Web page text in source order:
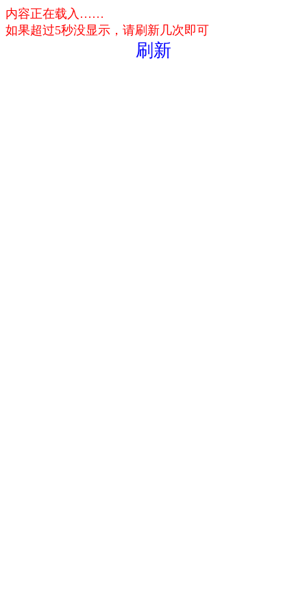
内容正在载入……
如果超过5秒没显示，请刷新几次即可
刷新